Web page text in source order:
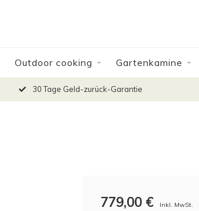
Outdoor cooking Gartenkamine
30 Tage Geld-zurück-Garantie
779,00€ Inkl. MwSt.